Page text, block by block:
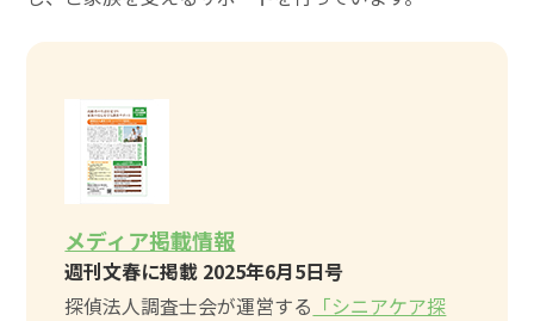
メディア掲載情報
週刊文春に掲載 2025年6月5日号
探偵法人調査士会が運営する 「シニアケア探